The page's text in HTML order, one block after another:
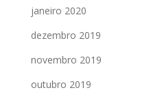
janeiro 2020
dezembro 2019
novembro 2019
outubro 2019